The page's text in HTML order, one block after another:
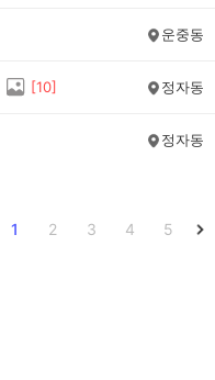
운중동
[10] 정자동
정자동
1 2 3 4 5